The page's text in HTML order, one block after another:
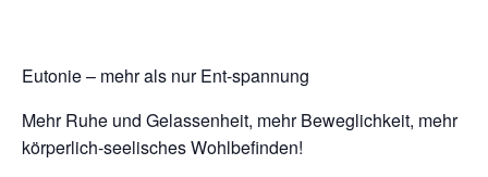
Eutonie – mehr als nur Ent-spannung
Mehr Ruhe und Gelassenheit, mehr Beweglichkeit, mehr
körperlich-seelisches Wohlbefinden!